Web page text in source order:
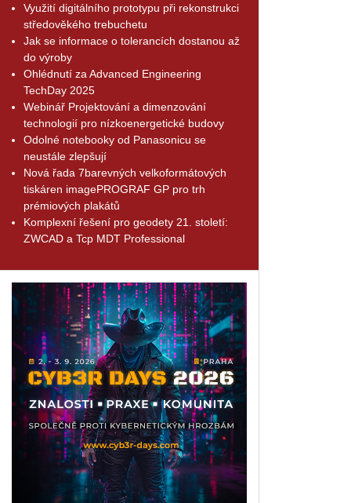
Využití digitálního prototypu při rekonstrukci
středověkého trebuchetu
Jak se informace o tolerancích dostanou až
do výroby
Ohlédnutí za Advanced Engineering
TechDay 2025
Webinář Projektování a dimenzování
technologií pro nízkoenergetické budovy
Odolné notebooky od Panasonicu se
neustále zlepšují
Nová řada 7barevných velkoformátových
tiskáren imagePROGRAF GP pro trh
prémiových plakátů
Komplexní řešení pro geodety 21. století:
ZWCAD a Tcp MDT Professional